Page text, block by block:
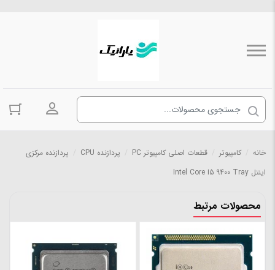
ورود به
خانه کامپیوتر قطعات اصلی کامپیوتر PC پردازنده CPU
پردازنده مرکزی
اینتل Intel Core i5 9400 Tray
محصولات مرتبط